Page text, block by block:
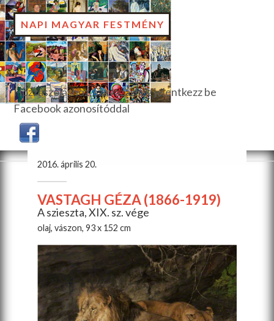
NAPI MAGYAR FESTMÉNY
Hozzászóláshoz, szavazáshoz jelentkezz be
Facebook azonosítóddal
2016. április 20.
VASTAGH GÉZA (1866-1919)
A szieszta, XIX. sz. vége
olaj, vászon, 93 x 152 cm